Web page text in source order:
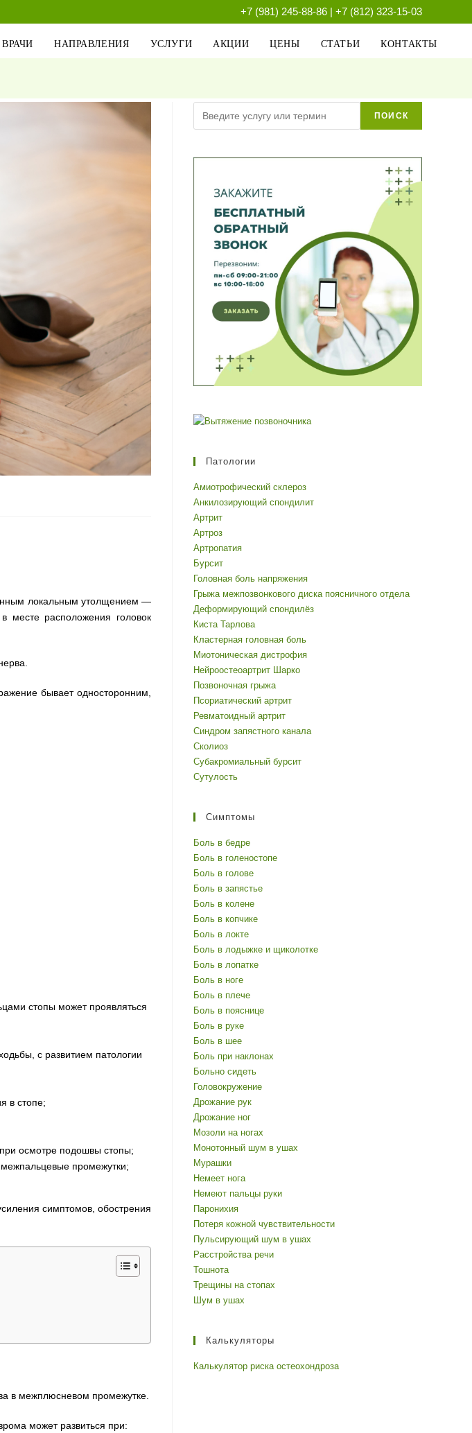
+7 (981) 245-88-86 | +7 (812) 323-15-03
ВРАЧИ НАПРАВЛЕНИЯ УСЛУГИ АКЦИИ ЦЕНЫ СТАТЬИ КОНТАКТЫ
локальным утолщением —
месте расположения головок
бывает односторонним,
стопы может проявляться
с развитием патологии
в стопе;
осмотре подошвы стопы;
промежутки;
симптомов, обострения
в межплюсневом промежутке.
может развиться при:
ПОИСК
Патологии
Амиотрофический склероз
Анкилозирующий спондилит
Артрит
Артроз
Артропатия
Бурсит
Головная боль напряжения
Грыжа межпозвонкового диска поясничного отдела
Деформирующий спондилёз
Киста Тарлова
Кластерная головная боль
Миотоническая дистрофия
Нейроостеоартрит Шарко
Позвоночная грыжа
Псориатический артрит
Ревматоидный артрит
Синдром запястного канала
Сколиоз
Субакромиальный бурсит
Сутулость
Симптомы
Боль в бедре
Боль в голеностопе
Боль в голове
Боль в запястье
Боль в колене
Боль в копчике
Боль в локте
Боль в лодыжке и щиколотке
Боль в лопатке
Боль в ноге
Боль в плече
Боль в пояснице
Боль в руке
Боль в шее
Боль при наклонах
Больно сидеть
Головокружение
Дрожание рук
Дрожание ног
Мозоли на ногах
Монотонный шум в ушах
Мурашки
Немеет нога
Немеют пальцы руки
Паронихия
Потеря кожной чувствительности
Пульсирующий шум в ушах
Расстройства речи
Тошнота
Трещины на стопах
Шум в ушах
Калькуляторы
Калькулятор риска остеохондроза